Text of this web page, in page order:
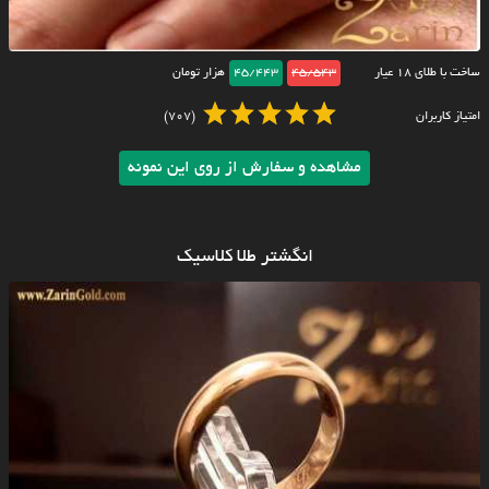
ساخت با طلای ۱۸ عیار 45/543
45/443 هزار تومان
امتیاز کاربران (707)
مشاهده و سفارش از روی این نمونه
انگشتر طلا کلاسیک